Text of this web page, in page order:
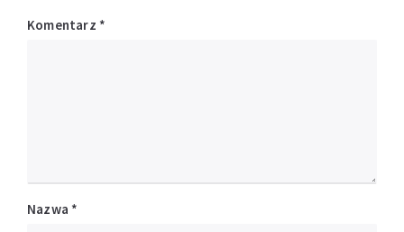
Komentarz *
Nazwa *